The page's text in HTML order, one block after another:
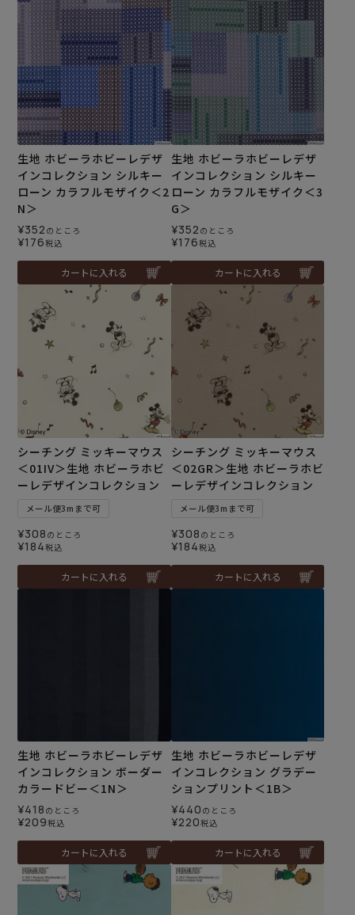
生地 ホビーラホビーレデザ
インコレクション シルキー
ローン カラフルモザイク＜2
N＞
¥352 のところ
¥176税込
カートに入れる
生地 ホビーラホビーレデザ
インコレクション シルキー
ローン カラフルモザイク＜3
G＞
¥352 のところ
¥176税込
カートに入れる
シーチング ミッキーマウス
＜01IV＞生地 ホビーラホビ
ーレデザインコレクション
メール便3mまで可
¥308 のところ
¥184税込
カートに入れる
シーチング ミッキーマウス
＜02GR＞生地 ホビーラホビ
ーレデザインコレクション
メール便3mまで可
¥308 のところ
¥184税込
カートに入れる
生地 ホビーラホビーレデザ
インコレクション ボーダー
カラードビー＜1N＞
¥418 のところ
¥209税込
カートに入れる
生地 ホビーラホビーレデザ
インコレクション グラデー
ションプリント＜1B＞
¥440 のところ
¥220税込
カートに入れる